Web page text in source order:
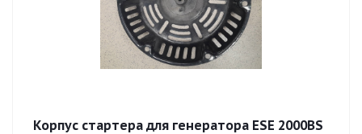
Корпус стартера для генератора ESE 2000BS